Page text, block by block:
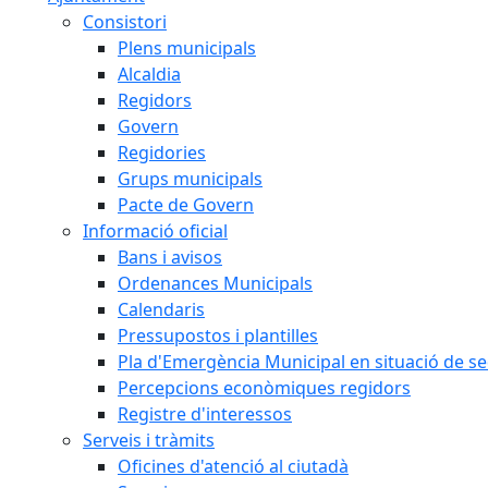
Consistori
Plens municipals
Alcaldia
Regidors
Govern
Regidories
Grups municipals
Pacte de Govern
Informació oficial
Bans i avisos
Ordenances Municipals
Calendaris
Pressupostos i plantilles
Pla d'Emergència Municipal en situació de
Percepcions econòmiques regidors
Registre d'interessos
Serveis i tràmits
Oficines d'atenció al ciutadà